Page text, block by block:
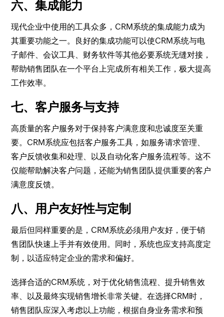
六、集成能力
现代企业中使用的工具众多，CRM系统的集成能力成为
其重要功能之一。良好的集成功能可以使CRM系统与电
子邮件、会议工具、财务软件等其他必要系统无缝对接，
帮助销售团队在一个平台上完成所有相关工作，极大提高
工作效率。
七、客户服务与支持
高质量的客户服务对于保持客户满意度和忠诚度至关重
要。CRM系统应包括客户服务工具，如服务请求管理、
客户反馈收集和处理、以及自动化客户服务流程等。这不
仅能帮助解决客户问题，还能为销售团队提供重要的客户
满意度反馈。
八、用户友好性与定制
最后但同样重要的是，CRM系统必须用户友好，便于销
售团队快速上手并有效使用。同时，系统也应支持高度定
制，以适应特定企业的需求和偏好。
选择合适的CRM系统，对于优化销售流程、提升销售效
率、以及最终实现销售增长非常关键。在选择CRM时，
销售团队应深入考虑以上功能，根据自身业务需求和预